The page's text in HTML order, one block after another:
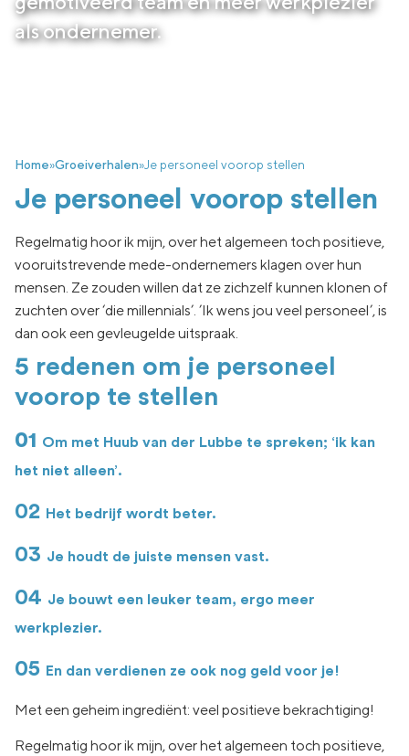
als ondernemer.
Home»Groeiverhalen»Je personeel voorop stellen
Je personeel voorop stellen
Regelmatig hoor ik mijn, over het algemeen toch positieve,
vooruitstrevende mede-ondernemers klagen over hun
mensen. Ze zouden willen dat ze zichzelf kunnen klonen of
zuchten over ‘die millennials’. ’Ik wens jou veel personeel’, is
dan ook een gevleugelde uitspraak.
5 redenen om je personeel
voorop te stellen
01 Om met Huub van der Lubbe te spreken; ‘ik kan
het niet alleen’.
02 Het bedrijf wordt beter.
03 Je houdt de juiste mensen vast.
04 Je bouwt een leuker team, ergo meer
werkplezier.
05 En dan verdienen ze ook nog geld voor je!
Met een geheim ingrediënt: veel positieve bekrachtiging!
Regelmatig hoor ik mijn, over het algemeen toch positieve,